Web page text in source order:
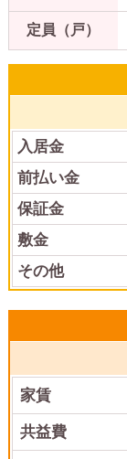
定員（戸）
入居金
前払い金
保証金
敷金
その他
家賃
共益費